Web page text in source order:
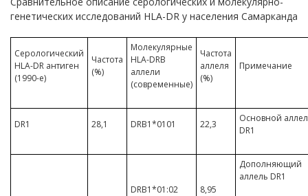
генетических исследований HLA-DR у населения Самарканда
Серологический
HLA-DR антиген
(1990-е)
Частота
(%)
Молекулярные
HLA-DRB
аллели
(современные)
Частота
аллеля
(%)
Примечание
DR1 28,1 DRB1*0101 22,3
Основной
DR1
DRB1*01:02 8,95
Дополняющий
аллель DR1